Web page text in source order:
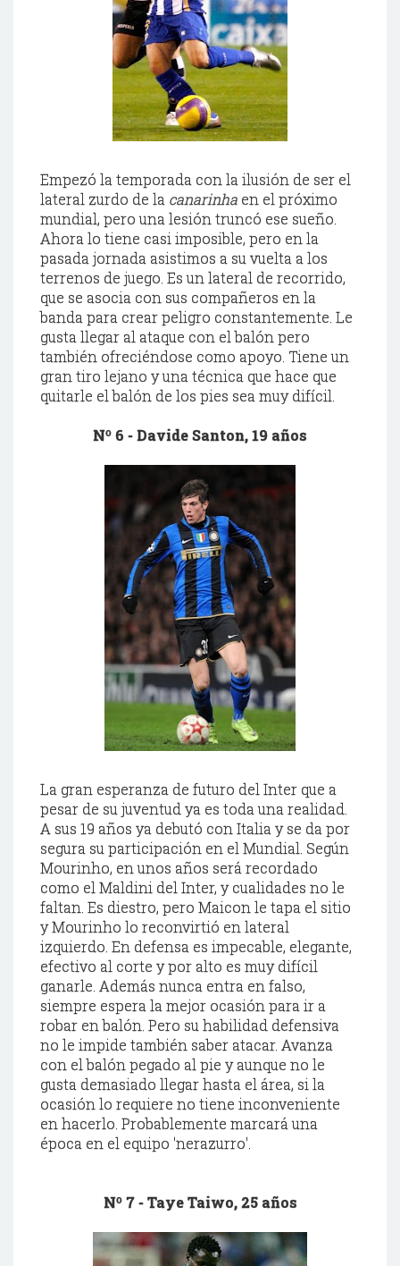
Empezó la temporada con la ilusión de ser el
lateral zurdo de la canarinha en el próximo
mundial, pero una lesión truncó ese sueño.
Ahora lo tiene casi imposible, pero en la
pasada jornada asistimos a su vuelta a los
terrenos de juego. Es un lateral de recorrido,
que se asocia con sus compañeros en la
banda para crear peligro constantemente. Le
gusta llegar al ataque con el balón pero
también ofreciéndose como apoyo. Tiene un
gran tiro lejano y una técnica que hace que
quitarle el balón de los pies sea muy difícil.
Nº 6 -DavideSanton, 19 años
La gran esperanza de futuro delInter que a
pesar de su juventud ya es toda una realidad.
A sus 19 años ya debutó con Italia y se da por
segura suparticipación en el Mundial. Según
Mourinho, en unos años será recordado
como elMaldini delInter, y cualidades no le
faltan. Es diestro, pero Maiconle tapa el sitio
yMourinho lo reconvirtió en lateral
izquierdo. En defensa es impecable, elegante,
efectivo al corte y por alto es muy difícil
ganarle. Además nunca entra en falso,
siempre espera la mejor ocasión para ir a
robar en balón. Pero su habilidad defensiva
no le impide también saber atacar. Avanza
con el balón pegado al pie y aunque no le
gusta demasiado llegar hasta el área, si la
ocasión lo requiere no tiene inconveniente
en hacerlo. Probablemente marcará una
época en el equipo 'nerazurro'.
Nº 7 -Taye Taiwo, 25 años